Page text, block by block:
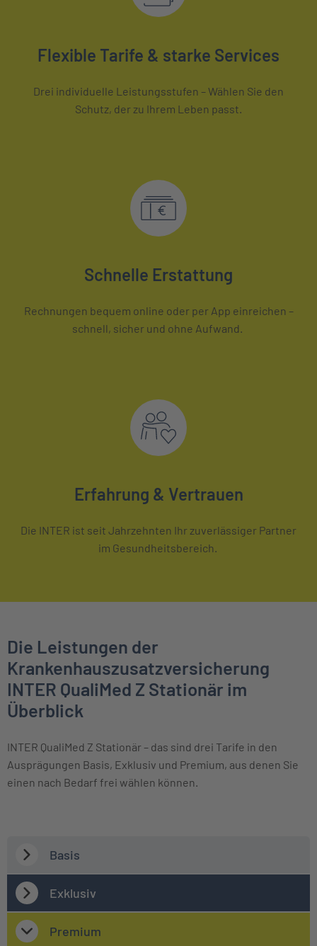
Flexible Tarife & starke Services
Drei individuelle Leistungsstufen – Wählen Sie den
Schutz, der zu Ihrem Leben passt.
Schnelle Erstattung
Rechnungen bequem online oder per App einreichen –
schnell, sicher und ohne Aufwand.
Erfahrung & Vertrauen
Die INTER ist seit Jahrzehnten Ihr zuverlässiger Partner
im Gesundheitsbereich.
Die Leistungen der
Krankenhauszusatzversicherung
INTER QualiMed Z Stationär im
Überblick
INTER QualiMed Z Stationär – das sind drei Tarife in den
Ausprägungen Basis, Exklusiv und Premium, aus denen Sie
einen nach Bedarf frei wählen können.
Basis
Exklusiv
Premium